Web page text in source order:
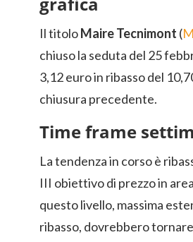
Il titoloMaire Tecnimont (
chiuso la seduta del 25
3,12 euro in ribasso del
chiusura precedente.
Time frame
La tendenza in corso è
III obiettivo di prezzo in
questo livello, massima
ribasso, dovrebbero